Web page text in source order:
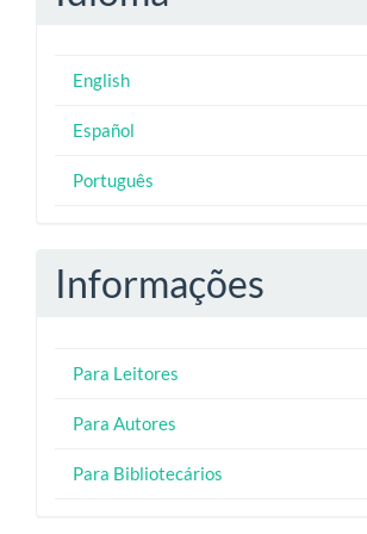
English
Español
Português
Informações
Para Leitores
Para Autores
Para Bibliotecários